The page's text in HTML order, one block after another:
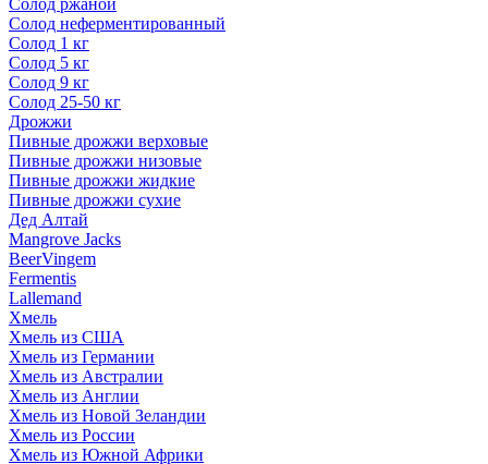
Солод ржаной
Солод неферментированный
Солод 1 кг
Солод 5 кг
Солод 9 кг
Солод 25-50 кг
Дрожжи
Пивные дрожжи верховые
Пивные дрожжи низовые
Пивные дрожжи жидкие
Пивные дрожжи сухие
Дед Алтай
Mangrove Jacks
BeerVingem
Fermentis
Lallemand
Хмель
Хмель из США
Хмель из Германии
Хмель из Австралии
Хмель из Англии
Хмель из Новой Зеландии
Хмель из России
Хмель из Южной Африки